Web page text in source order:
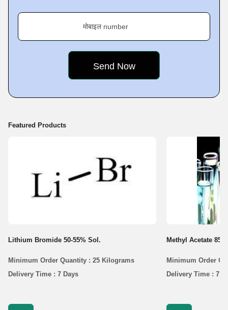
मोबाइल number
Featured Products
Lithium Bromide 50-55% Sol.
Minimum Order Quantity : 25 Kilograms
Delivery Time : 7 Days
Methyl Acetate 85%
Minimum Order
Delivery Time : 7